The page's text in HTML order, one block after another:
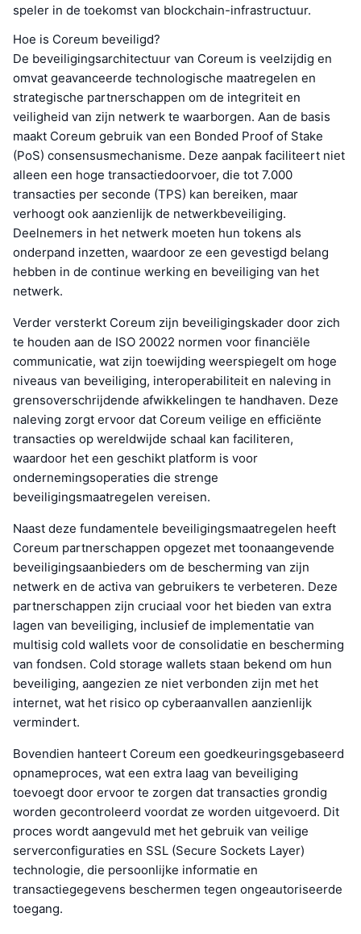
speler in de toekomst van blockchain-infrastructuur.
Hoe is Coreum beveiligd?
De beveiligingsarchitectuur van Coreum is veelzijdig en
omvat geavanceerde technologische maatregelen en
strategische partnerschappen om de integriteit en
veiligheid van zijn netwerk te waarborgen. Aan de basis
maakt Coreum gebruik van een Bonded Proof of Stake
(PoS) consensusmechanisme. Deze aanpak faciliteert niet
alleen een hoge transactiedoorvoer, die tot 7.000
transacties per seconde (TPS) kan bereiken, maar
verhoogt ook aanzienlijk de netwerkbeveiliging.
Deelnemers in het netwerk moeten hun tokens als
onderpand inzetten, waardoor ze een gevestigd belang
hebben in de continue werking en beveiliging van het
netwerk.
Verder versterkt Coreum zijn beveiligingskader door zich
te houden aan de ISO 20022 normen voor financiële
communicatie, wat zijn toewijding weerspiegelt om hoge
niveaus van beveiliging, interoperabiliteit en naleving in
grensoverschrijdende afwikkelingen te handhaven. Deze
naleving zorgt ervoor dat Coreum veilige en efficiënte
transacties op wereldwijde schaal kan faciliteren,
waardoor het een geschikt platform is voor
ondernemingsoperaties die strenge
beveiligingsmaatregelen vereisen.
Naast deze fundamentele beveiligingsmaatregelen heeft
Coreum partnerschappen opgezet met toonaangevende
beveiligingsaanbieders om de bescherming van zijn
netwerk en de activa van gebruikers te verbeteren. Deze
partnerschappen zijn cruciaal voor het bieden van extra
lagen van beveiliging, inclusief de implementatie van
multisig cold wallets voor de consolidatie en bescherming
van fondsen. Cold storage wallets staan bekend om hun
beveiliging, aangezien ze niet verbonden zijn met het
internet, wat het risico op cyberaanvallen aanzienlijk
vermindert.
Bovendien hanteert Coreum een goedkeuringsgebaseerd
opnameproces, wat een extra laag van beveiliging
toevoegt door ervoor te zorgen dat transacties grondig
worden gecontroleerd voordat ze worden uitgevoerd. Dit
proces wordt aangevuld met het gebruik van veilige
serverconfiguraties en SSL (Secure Sockets Layer)
technologie, die persoonlijke informatie en
transactiegegevens beschermen tegen ongeautoriseerde
toegang.